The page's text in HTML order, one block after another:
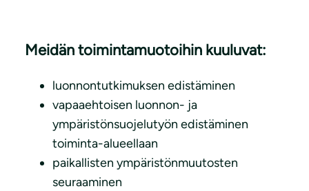
Meidän toimintamuotoihin kuuluvat:
luonnontutkimuksen edistäminen
vapaaehtoisen luonnon- ja
ympäristönsuojelutyön edistäminen
toiminta-alueellaan
paikallisten ympäristönmuutosten
seuraaminen